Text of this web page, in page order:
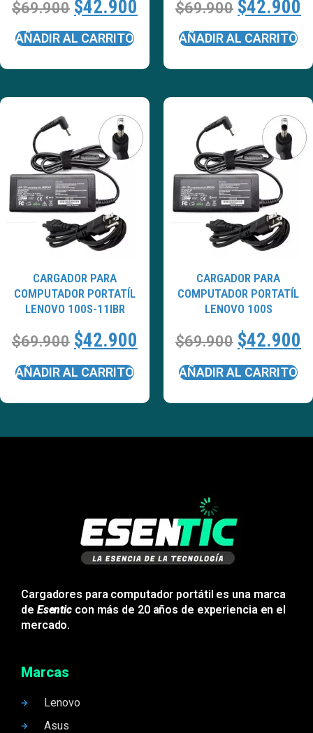
$69.900 $42.900
AÑADIR AL CARRITO
$69.900 $42.900
AÑADIR AL CARRITO
CARGADOR PARA
COMPUTADOR PORTATÍL
LENOVO 100S-11IBR
$69.900 $42.900
AÑADIR AL CARRITO
CARGADOR PARA
COMPUTADOR PORTATÍL
LENOVO 100S
$69.900 $42.900
AÑADIR AL CARRITO
Cargadores para computador portátil es una marca
de Esentic con más de 20 años de experiencia en el
mercado.
Marcas
Lenovo
Asus